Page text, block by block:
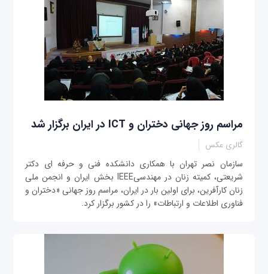
مراسم روز جهانی دختران و ICT در ایران برگزار شد
گالری عکس
سازمان نصر تهران با همکاری دانشکده فنی و حرفه ای دکتر
شریعتی، کمیته زنان در مهندسیIEEE بخش ایران و انجمن ملی
زنان کارآفرین، برای اولین بار در ایران، مراسم روز جهانی «دختران و
فناوری اطلاعات و ارتباطات» را در کشور برگزار کرد.